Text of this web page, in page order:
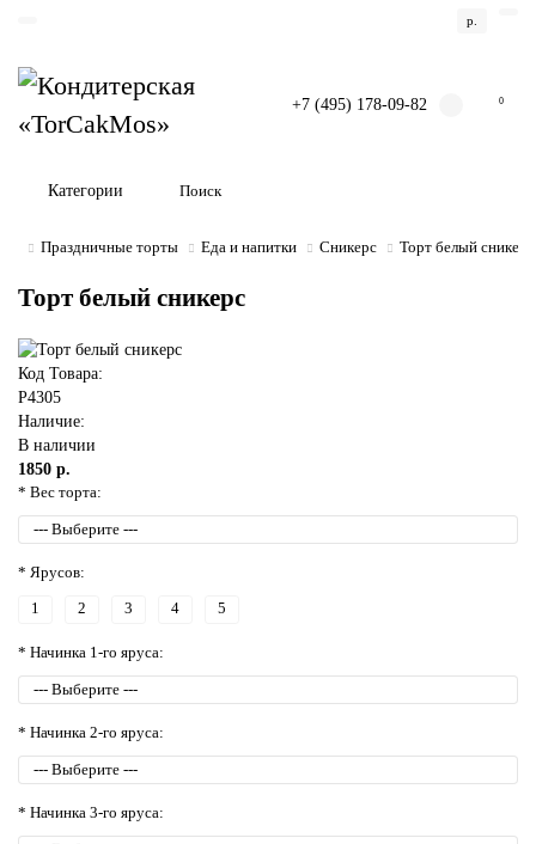
р.
+7 (495) 178-09-82 0
Категории
Праздничные торты Еда и напитки Сникерс Торт белый сникерс
Торт белый сникерс
Код Товара:
P4305
Наличие:
В наличии
1850 р.
* Вес торта:
* Ярусов:
1 2 3 4 5
* Начинка 1-го яруса:
* Начинка 2-го яруса:
* Начинка 3-го яруса: